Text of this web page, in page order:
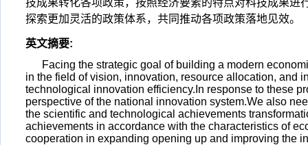
技成果转化各项政策，按照经济要素的特点对科技成果
探索更加灵活的政策体系，共同推动各项政策落地见效。
英文摘要:
Facing the strategic goal of building a modern
in the field of vision, innovation, resource allocation, and
technological innovation efficiency.In response to these
perspective of the national innovation system.We also
the scientific and technological achievements
achievements in accordance with the characteristics of
cooperation in expanding opening up and improving the